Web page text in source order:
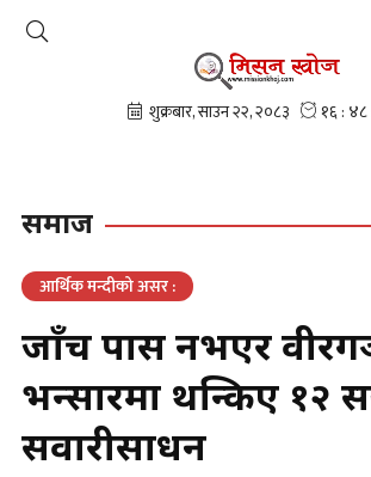
समाज
आर्थिक मन्दीको असर :
जाँच पास नभएर
भन्सारमा थन्किए १२
सवारीसाधन